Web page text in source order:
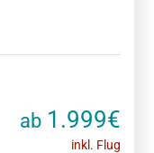
ab1.999€
inkl. Flug